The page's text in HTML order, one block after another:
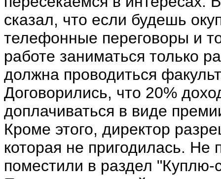
сказал, что если будешь
телефонные переговоры и
работе заниматься только
должна проводиться
Договорились, что 20%
доплачиваться в виде
Кроме этого, директор
которая не пригодилась.
поместили в раздел